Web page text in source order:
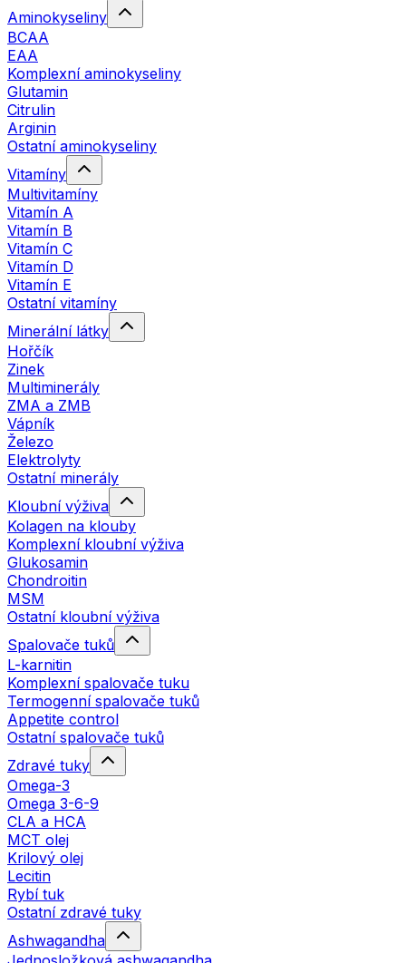
Aminokyseliny
BCAA
EAA
Komplexní aminokyseliny
Glutamin
Citrulin
Arginin
Ostatní aminokyseliny
Vitamíny
Multivitamíny
Vitamín A
Vitamín B
Vitamín C
Vitamín D
Vitamín E
Ostatní vitamíny
Minerální látky
Hořčík
Zinek
Multiminerály
ZMA a ZMB
Vápník
Železo
Elektrolyty
Ostatní minerály
Kloubní výživa
Kolagen na klouby
Komplexní kloubní výživa
Glukosamin
Chondroitin
MSM
Ostatní kloubní výživa
Spalovače tuků
L-karnitin
Komplexní spalovače tuku
Termogenní spalovače tuků
Appetite control
Ostatní spalovače tuků
Zdravé tuky
Omega-3
Omega 3-6-9
CLA a HCA
MCT olej
Krilový olej
Lecitin
Rybí tuk
Ostatní zdravé tuky
Ashwagandha